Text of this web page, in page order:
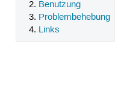
Benutzung
Problembehebung
Links